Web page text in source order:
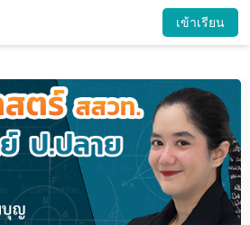
เข้าเรียน